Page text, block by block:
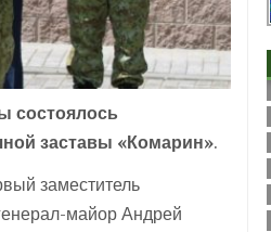
состоялось
заставы «Комарин».
заместитель
майор Андрей